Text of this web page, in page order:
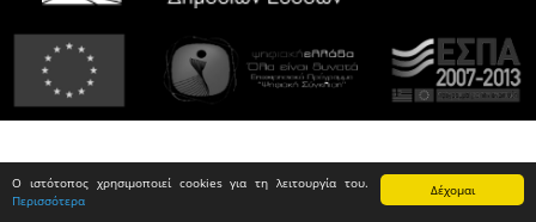
Δέχομαι
Ο ιστότοπος χρησιμοποιεί cookies για τη λειτουργία του.
Περισσότερα